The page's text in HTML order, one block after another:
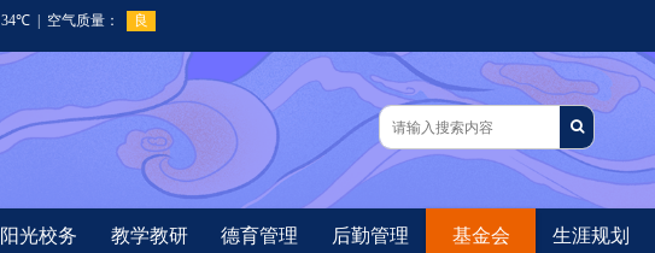
阳光校务 教学教研 德育管理 后勤管理 基金会 生涯规划